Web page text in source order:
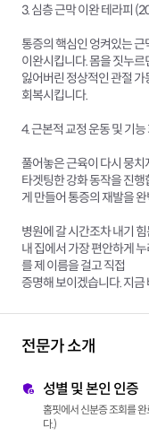
3. 심층 근막 이완 테라피
통증의 핵심인 엉켜있는
이완시킵니다. 몸을 짓누
잃어버린 정상적인 관절
회복시킵니다.
4. 근본적 교정 운동 및 기
풀어놓은 근육이 다시 뭉치
타겟팅한 강화 동작을 진
게 만들어 통증의 재발을
병원에 갈 시간조차 내기
내 집에서 가장 편안하게
를 제 이름을 걸고 직접
증명해 보이겠습니다. 지
전문가 소개
성별 및 본인 인증
홈핏에서 신분증 조회를
다.)